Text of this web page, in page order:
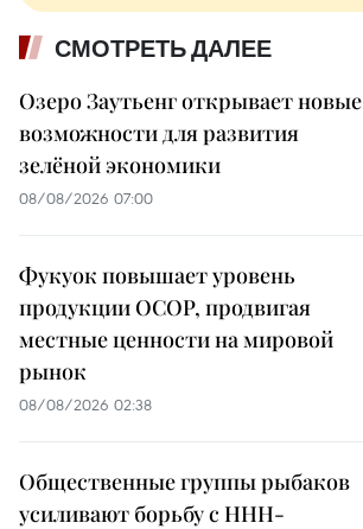
СМОТРЕТЬ ДАЛЕЕ
Озеро Заутьенг открывает новые
возможности для развития
зелёной экономики
08/08/2026 07:00
Фукуок повышает уровень
продукции OCOP, продвигая
местные ценности на мировой
рынок
08/08/2026 02:38
Общественные группы рыбаков
усиливают борьбу с ННН-